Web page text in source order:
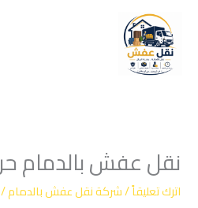
المحتوى
نقل عفش بالدمام
اترك تعليقاً/شركة نقل عفش بالدمام